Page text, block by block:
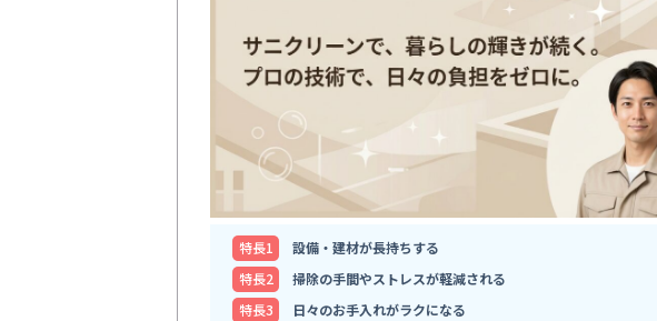
特⻑1
設備・建材が長持ちする
特⻑2
掃除の手間やストレスが軽減される
特⻑3
日々のお手入れがラクになる